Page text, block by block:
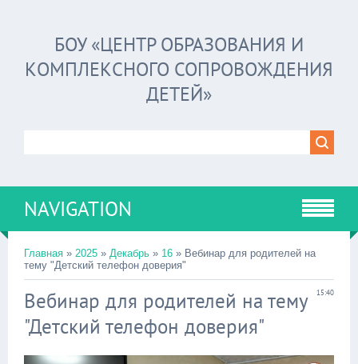
БОУ «ЦЕНТР ОБРАЗОВАНИЯ И
КОМПЛЕКСНОГО СОПРОВОЖДЕНИЯ
ДЕТЕЙ»
NAVIGATION
Главная » 2025 » Декабрь » 16 » Вебинар для родителей на
тему "Детский телефон доверия"
15:40
Вебинар для родителей на тему
"Детский телефон доверия"